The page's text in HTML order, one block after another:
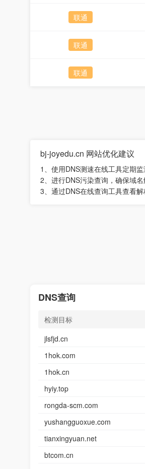
联通
联通
联通
bj-joyedu.cn 网站优化建议
1、使用DNS测速在线工具定期
2、进行DNS污染查询，确保域
3、通过DNS在线查询工具查看
DNS查询
检测目标
jlsfjd.cn
1hok.com
1hok.cn
hyiy.top
rongda-scm.com
yushangguoxue.com
tianxingyuan.net
btcom.cn